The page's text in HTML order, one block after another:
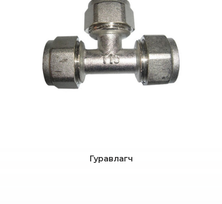
Гуравлагч